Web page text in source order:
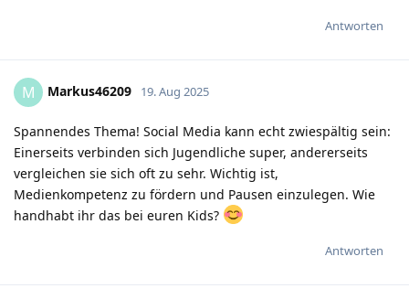
Antworten
M Markus46209 19. Aug 2025
Spannendes Thema! Social Media kann echt zwiespältig sein:
Einerseits verbinden sich Jugendliche super, andererseits
vergleichen sie sich oft zu sehr. Wichtig ist,
Medienkompetenz zu fördern und Pausen einzulegen. Wie
handhabt ihr das bei euren Kids?
Antworten